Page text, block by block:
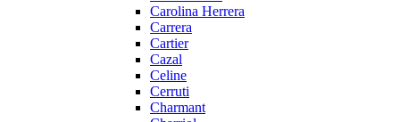
Carolina Herrera
Carrera
Cartier
Cazal
Celine
Cerruti
Charmant